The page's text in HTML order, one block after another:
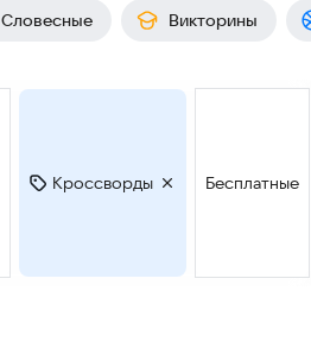
Словесные Викторины
Кроссворды Бесплатные